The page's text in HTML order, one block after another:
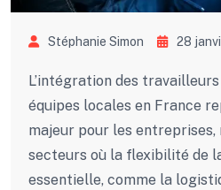
Stéphanie Simon 28
L’intégration des
équipes locales en France
majeur pour les entreprises,
secteurs où la flexibilité de
essentielle, comme la